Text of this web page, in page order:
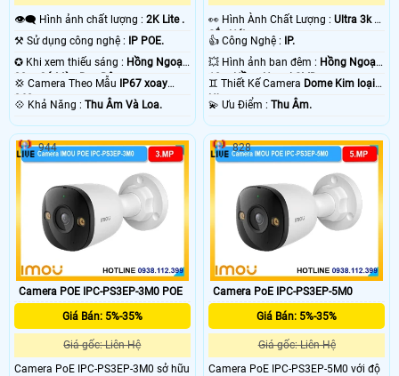
👁️‍🗨 Hình ảnh chất lượng : 2K Lite .
⚒ Sử dụng công nghệ : IP POE.
✪ Khi xem thiếu sáng : Hồng Ngoại
30m Có Màu Ban Ðêm.
💢 Camera Theo Mẫu IP67 xoay
360.
️💠 Khả Năng : Thu Âm Và Loa.
️👀 Hình Ành Chất Lượng :Ultra 3k +
Sắc Nét .
👍 Công Nghệ : IP.
💥 Hình ảnh ban đêm : Hồng Ngoại
10m Hồng Ngoại SMD.
♊ Thiết Kế Camera Dome Kim loại +
Nhựa.
️💫 Ưu Điểm :Thu Âm.
Camera POE IPC-PS3EP-3M0 POE
Giá Bán: 5%-35%
Giá gốc: Liên Hệ
Camera PoE IPC-PS3EP-3M0 sở hữu
944
Camera PoE IPC-PS3EP-5M0
Giá Bán: 5%-35%
Giá gốc: Liên Hệ
Camera PoE IPC-PS3EP-5M0 với độ
828